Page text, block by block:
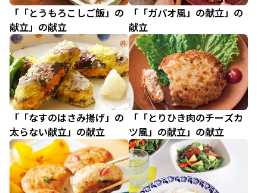
「「とうもろこしご飯」の
献立」の献立
「「ガパオ風」の献立」の
献立
「「なすのはさみ揚げ」の
太らない献立」の献立
「「とりひき肉のチーズカ
ツ風」の献立」の献立